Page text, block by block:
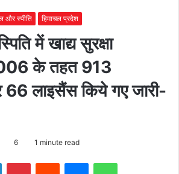
और स्पीति हिमाचल प्रदेश
में खाद्य सुरक्षा
के तहत 913
लाइसैंस किये गए जारी-
6 1 minute read